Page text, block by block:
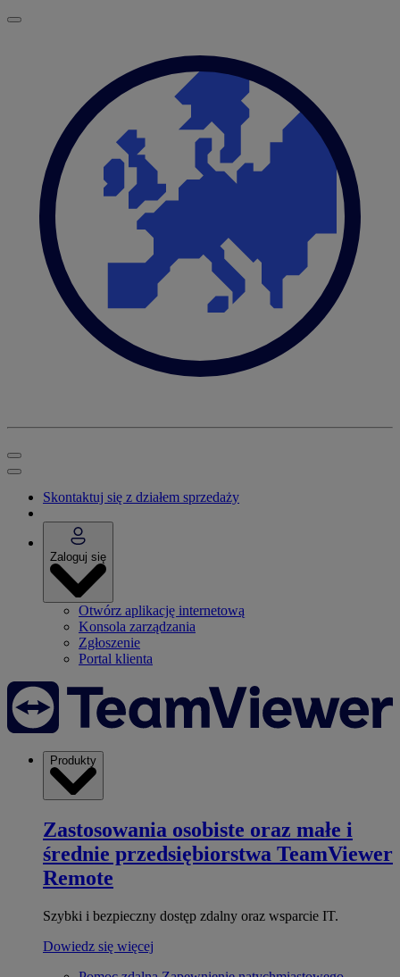
Skontaktuj się z działem sprzedaży
Zaloguj się
Otwórz aplikację internetową
Konsola zarządzania
Zgłoszenie
Portal klienta
Produkty
Zastosowania osobiste oraz małe i
średnie przedsiębiorstwa TeamViewer
Remote
Szybki i bezpieczny dostęp zdalny oraz wsparcie IT.
Dowiedz się więcej